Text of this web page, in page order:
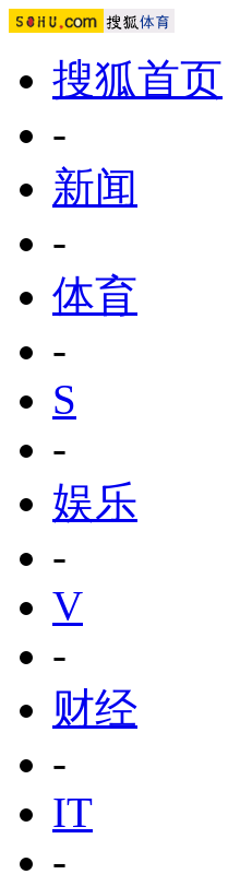
搜狐首页
-
新闻
-
体育
-
S
-
娱乐
-
V
-
财经
-
IT
-